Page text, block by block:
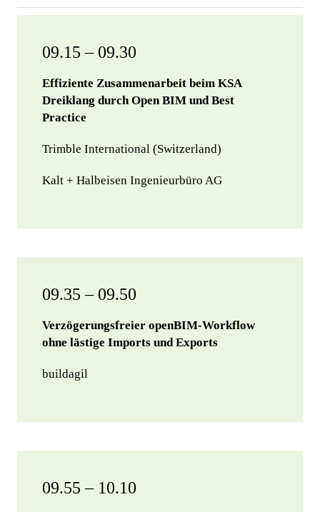
09.15 – 09.30
Effiziente Zusammenarbeit beim KSA
Dreiklang durch Open BIM und Best
Practice
Trimble International (Switzerland)
Kalt + Halbeisen Ingenieurbüro AG
09.35 – 09.50
Verzögerungsfreier openBIM-Workflow
ohne lästige Imports und Exports
buildagil
09.55 – 10.10